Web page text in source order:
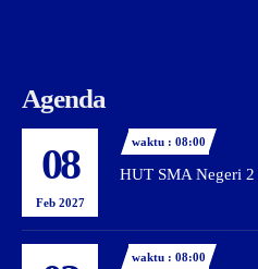
Agenda
08
Feb 2027
waktu : 08:00
HUT SMA Negeri 2
waktu : 08:00